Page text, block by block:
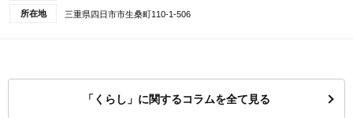
所在地 三重県四日市市生桑町110-1-506
「くらし」に関するコラムを全て見る